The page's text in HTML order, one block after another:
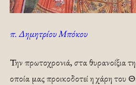
π. Δημητρίου Μπόκου
Την πρωτοχρονιά, στα θυρανοίξια
οποία μας προικοδοτεί η χάρη του